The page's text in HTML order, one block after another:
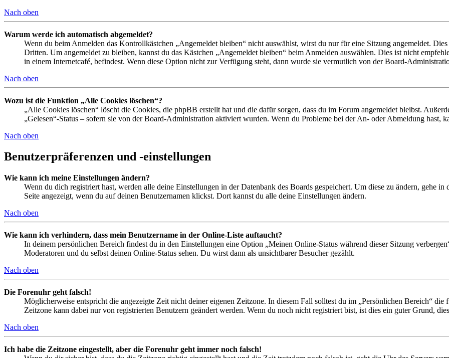
Nach oben
Warum werde ich automatisch abgemeldet?
Wenn du beim Anmelden das Kontrollkästchen „Angemeldet bleiben“ nicht auswählst, wirst du nur für eine Sitzung angemeldet.
Dritten. Um angemeldet zu bleiben, kannst du das Kästchen „Angemeldet bleiben“ beim Anmelden auswählen. Dies ist nicht
in einem Internetcafé, befindest. Wenn diese Option nicht zur Verfügung steht, dann wurde sie vermutlich von der Board-
Nach oben
Wozu ist die Funktion „Alle Cookies löschen“?
„Alle Cookies löschen“ löscht die Cookies, die phpBB erstellt hat und die dafür sorgen, dass du im Forum angemeldet bleibst.
„Gelesen“-Status – sofern sie von der Board-Administration aktiviert wurden. Wenn du Probleme bei der An- oder Abmeldung hast,
Nach oben
Benutzerpräferenzen und -einstellungen
Wie kann ich meine Einstellungen ändern?
Wenn du dich registriert hast, werden alle deine Einstellungen in der Datenbank des Boards gespeichert. Um diese zu ändern, gehe
Seite angezeigt, wenn du auf deinen Benutzernamen klickst. Dort kannst du alle deine Einstellungen ändern.
Nach oben
Wie kann ich verhindern, dass mein Benutzername in der Online-Liste auftaucht?
In deinem persönlichen Bereich findest du in den Einstellungen eine Option „Meinen Online-Status während dieser Sitzung
Moderatoren und du selbst deinen Online-Status sehen. Du wirst dann als unsichtbarer Besucher gezählt.
Nach oben
Die Forenuhr geht falsch!
Möglicherweise entspricht die angezeigte Zeit nicht deiner eigenen Zeitzone. In diesem Fall solltest du im „Persönlichen Bereich“
Zeitzone kann dabei nur von registrierten Benutzern geändert werden. Wenn du noch nicht registriert bist, ist dies ein guter Grund,
Nach oben
Ich habe die Zeitzone eingestellt, aber die Forenuhr geht immer noch falsch!